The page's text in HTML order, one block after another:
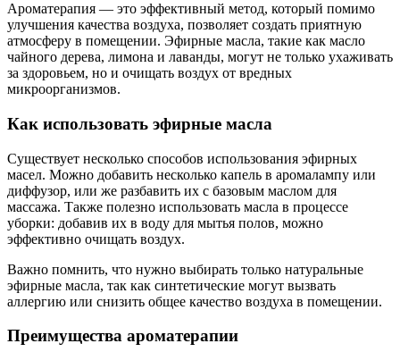
Ароматерапия — это эффективный метод, который помимо
улучшения качества воздуха, позволяет создать приятную
атмосферу в помещении. Эфирные масла, такие как масло
чайного дерева, лимона и лаванды, могут не только ухаживать
за здоровьем, но и очищать воздух от вредных
микроорганизмов.
Как использовать эфирные масла
Существует несколько способов использования эфирных
масел. Можно добавить несколько капель в аромалампу или
диффузор, или же разбавить их с базовым маслом для
массажа. Также полезно использовать масла в процессе
уборки: добавив их в воду для мытья полов, можно
эффективно очищать воздух.
Важно помнить, что нужно выбирать только натуральные
эфирные масла, так как синтетические могут вызвать
аллергию или снизить общее качество воздуха в помещении.
Преимущества ароматерапии